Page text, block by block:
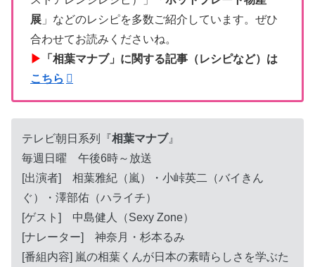
展 」などのレシピを多数ご紹介しています。ぜひ
合わせてお読みくださいね。
▶
「相葉マナブ」に関する記事（レシピなど）は
こちら
テレビ朝日系列『相葉マナブ』
毎週日曜 午後6時～放送
[出演者] 相葉雅紀（嵐）・小峠英二（バイきん
ぐ）・澤部佑（ハライチ）
[ゲスト] 中島健人（Sexy Zone）
[ナレーター] 神奈月・杉本るみ
[番組内容] 嵐の相葉くんが日本の素晴らしさを学ぶた